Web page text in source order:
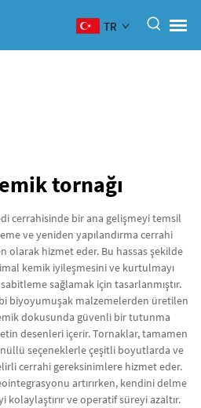
TR
tornağı
cerrahisinde bir ana gelişmeyi temsil
ve yeniden yapılandırma cerrahi
olarak hizmet eder. Bu hassas şekilde
kemik iyileşmesini ve kurtulmayı
sağlamak için tasarlanmıştır.
biyoyumuşak malzemelerden üretilen
dokusunda güvenli bir tutunma
desenleri içerir. Tornaklar, tamamen
seçeneklerle çeşitli boyutlarda ve
cerrahi gereksinimlere hizmet eder.
artırırken, kendini delme
kolaylaştırır ve operatif süreyi azaltır.